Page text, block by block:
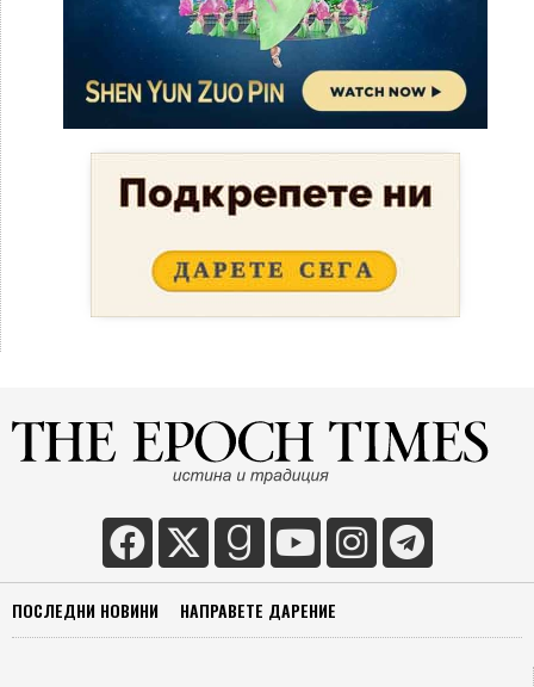
ПОСЛЕДНИ НОВИНИ НАПРАВЕТЕ ДАРЕНИЕ